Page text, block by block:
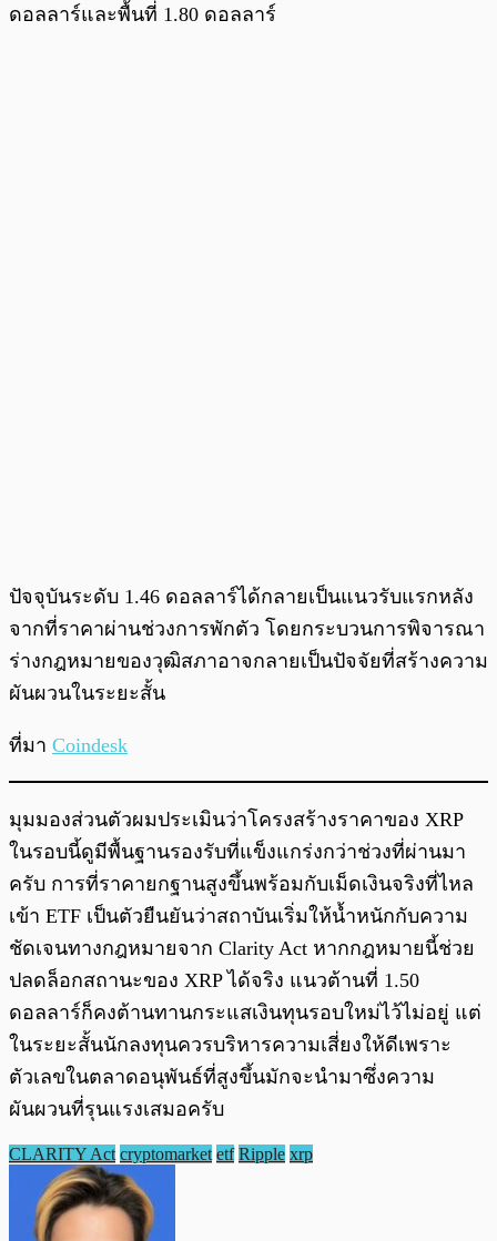
ดอลลาร์และพื้นที่ 1.80 ดอลลาร์
ปัจจุบันระดับ 1.46 ดอลลาร์ได้กลายเป็นแนวรับแรกหลัง
จากที่ราคาผ่านช่วงการพักตัว โดยกระบวนการพิจารณา
ร่างกฎหมายของวุฒิสภาอาจกลายเป็นปัจจัยที่สร้างความ
ผันผวนในระยะสั้น
ที่มา Coindesk
มุมมองส่วนตัวผมประเมินว่าโครงสร้างราคาของ XRP
ในรอบนี้ดูมีพื้นฐานรองรับที่แข็งแกร่งกว่าช่วงที่ผ่านมา
ครับ การที่ราคายกฐานสูงขึ้นพร้อมกับเม็ดเงินจริงที่ไหล
เข้า ETF เป็นตัวยืนยันว่าสถาบันเริ่มให้น้ำหนักกับความ
ชัดเจนทางกฎหมายจาก Clarity Act หากกฎหมายนี้ช่วย
ปลดล็อกสถานะของ XRP ได้จริง แนวต้านที่ 1.50
ดอลลาร์ก็คงต้านทานกระแสเงินทุนรอบใหม่ไว้ไม่อยู่ แต่
ในระยะสั้นนักลงทุนควรบริหารความเสี่ยงให้ดีเพราะ
ตัวเลขในตลาดอนุพันธ์ที่สูงขึ้นมักจะนำมาซึ่งความ
ผันผวนที่รุนแรงเสมอครับ
CLARITY Act cryptomarket etf Ripple xrp